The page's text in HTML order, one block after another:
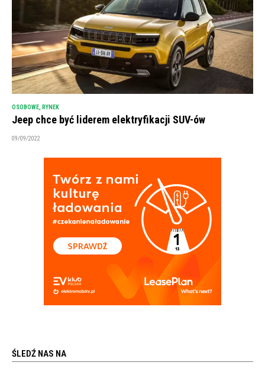
OSOBOWE RYNEK
Jeep chce być liderem elektryfikacji SUV-ów
09/09/2022
ŚLEDŹ NAS NA